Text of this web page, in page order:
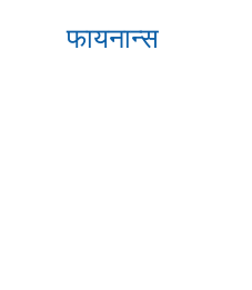
फायनान्स